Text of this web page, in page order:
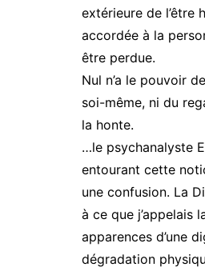
extérieure de l’être
accordée à la
être perdue.
Nul n’a le pouvoir
soi-même, ni du
la honte.
…le psychanalyste
entourant cette
une confusion. La
à ce que j’appelais
apparences d’une
dégradation